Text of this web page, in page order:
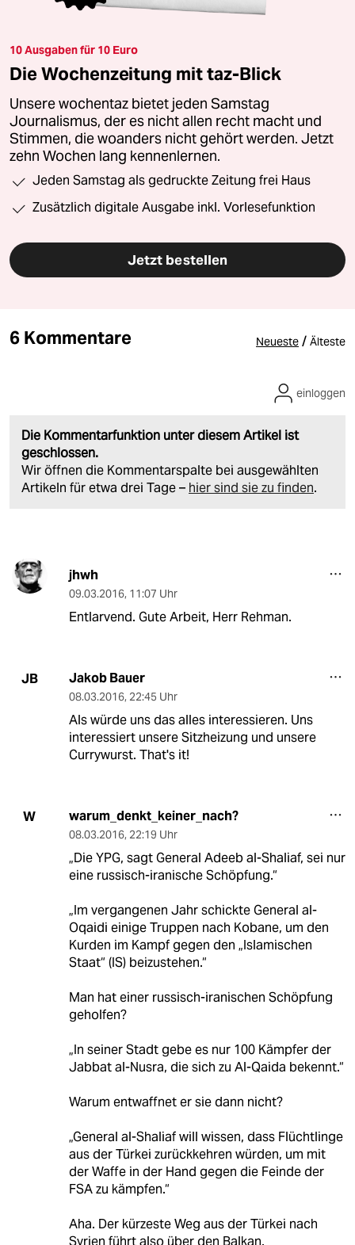
10 Ausgaben für 10 Euro
Die Wochenzeitung mit taz-Blick
Unsere wochentaz bietet jeden Samstag
Journalismus, der es nicht allen recht macht und
Stimmen, die woanders nicht gehört werden. Jetzt
zehn Wochen lang kennenlernen.
Jeden Samstag als gedruckte Zeitung frei Haus
Zusätzlich digitale Ausgabe inkl. Vorlesefunktion
Jetzt bestellen
6 Kommentare Neueste / Älteste
Die Kommentarfunktion unter diesem Artikel ist
geschlossen.
Wir öffnen die Kommentarspalte bei ausgewählten
Artikeln für etwa drei Tage – hier sind sie zu finden.
einloggen
jhwh
09.03.2016, 11:07 Uhr
Entlarvend. Gute Arbeit, Herr Rehman.
JB Jakob Bauer
08.03.2016, 22:45 Uhr
Als würde uns das alles interessieren. Uns
interessiert unsere Sitzheizung und unsere
Currywurst. That's it!
W warum_denkt_keiner_nach?
08.03.2016, 22:19 Uhr
„Die YPG, sagt General Adeeb al-Shaliaf, sei nur
eine russisch-iranische Schöpfung.“
„Im vergangenen Jahr schickte General al-
Oqaidi einige Truppen nach Kobane, um den
Kurden im Kampf gegen den „Islamischen
Staat“ (IS) beizustehen.“
Man hat einer russisch-iranischen Schöpfung
geholfen?
„In seiner Stadt gebe es nur 100 Kämpfer der
Jabbat al-Nusra, die sich zu Al-Qaida bekennt.“
Warum entwaffnet er sie dann nicht?
„General al-Shaliaf will wissen, dass Flüchtlinge
aus der Türkei zurückkehren würden, um mit
der Waffe in der Hand gegen die Feinde der
FSA zu kämpfen.“
Aha. Der kürzeste Weg aus der Türkei nach